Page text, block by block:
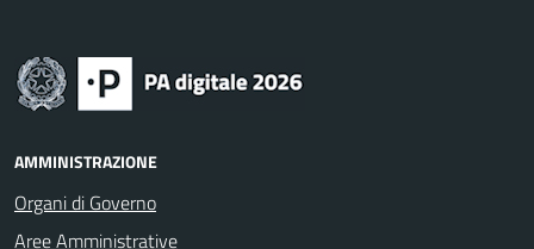
AMMINISTRAZIONE
Organi di Governo
Aree Amministrative